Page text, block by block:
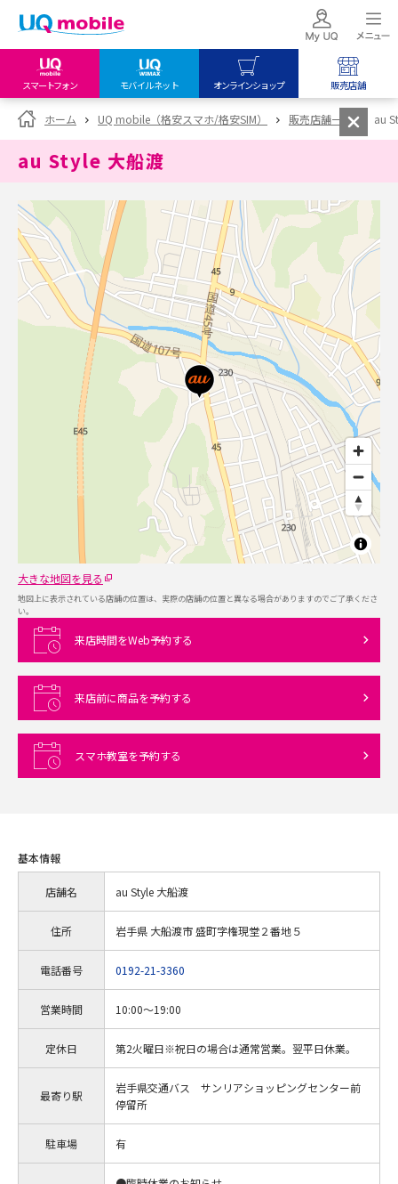
スマートフォン モバイルネット オンラインショップ 販売店舗
my UQ WiMAX
UQ WiMAX ご契約の方
My UQ mobile
UQ mobile
データチャージサイト
UQ mobile
オンラインショップ
UQ WiMAX
UQ mobile
販売店舗
UQ WiMAX
ホーム UQ mobile（格安スマホ/格安SIM） 販売店舗一覧 au
au Style 大船渡
大きな地図を見る
地図上に表示されている店舗の位置は、実際の店舗の位置と異なる場合がありますのでご了承くださ
い。
来店時間をWeb予約する
来店前に商品を予約する
スマホ教室を予約する
基本情報
店舗名 au Style 大船渡
住所 岩手県 大船渡市 盛町字権現堂２番地５
電話番号 0192-21-3360
営業時間 10:00～19:00
定休日 第2火曜日※祝日の場合は通常営業。翌平日休業。
最寄り駅
岩手県交通バス サンリアショッピングセンター前
停留所
駐車場 有